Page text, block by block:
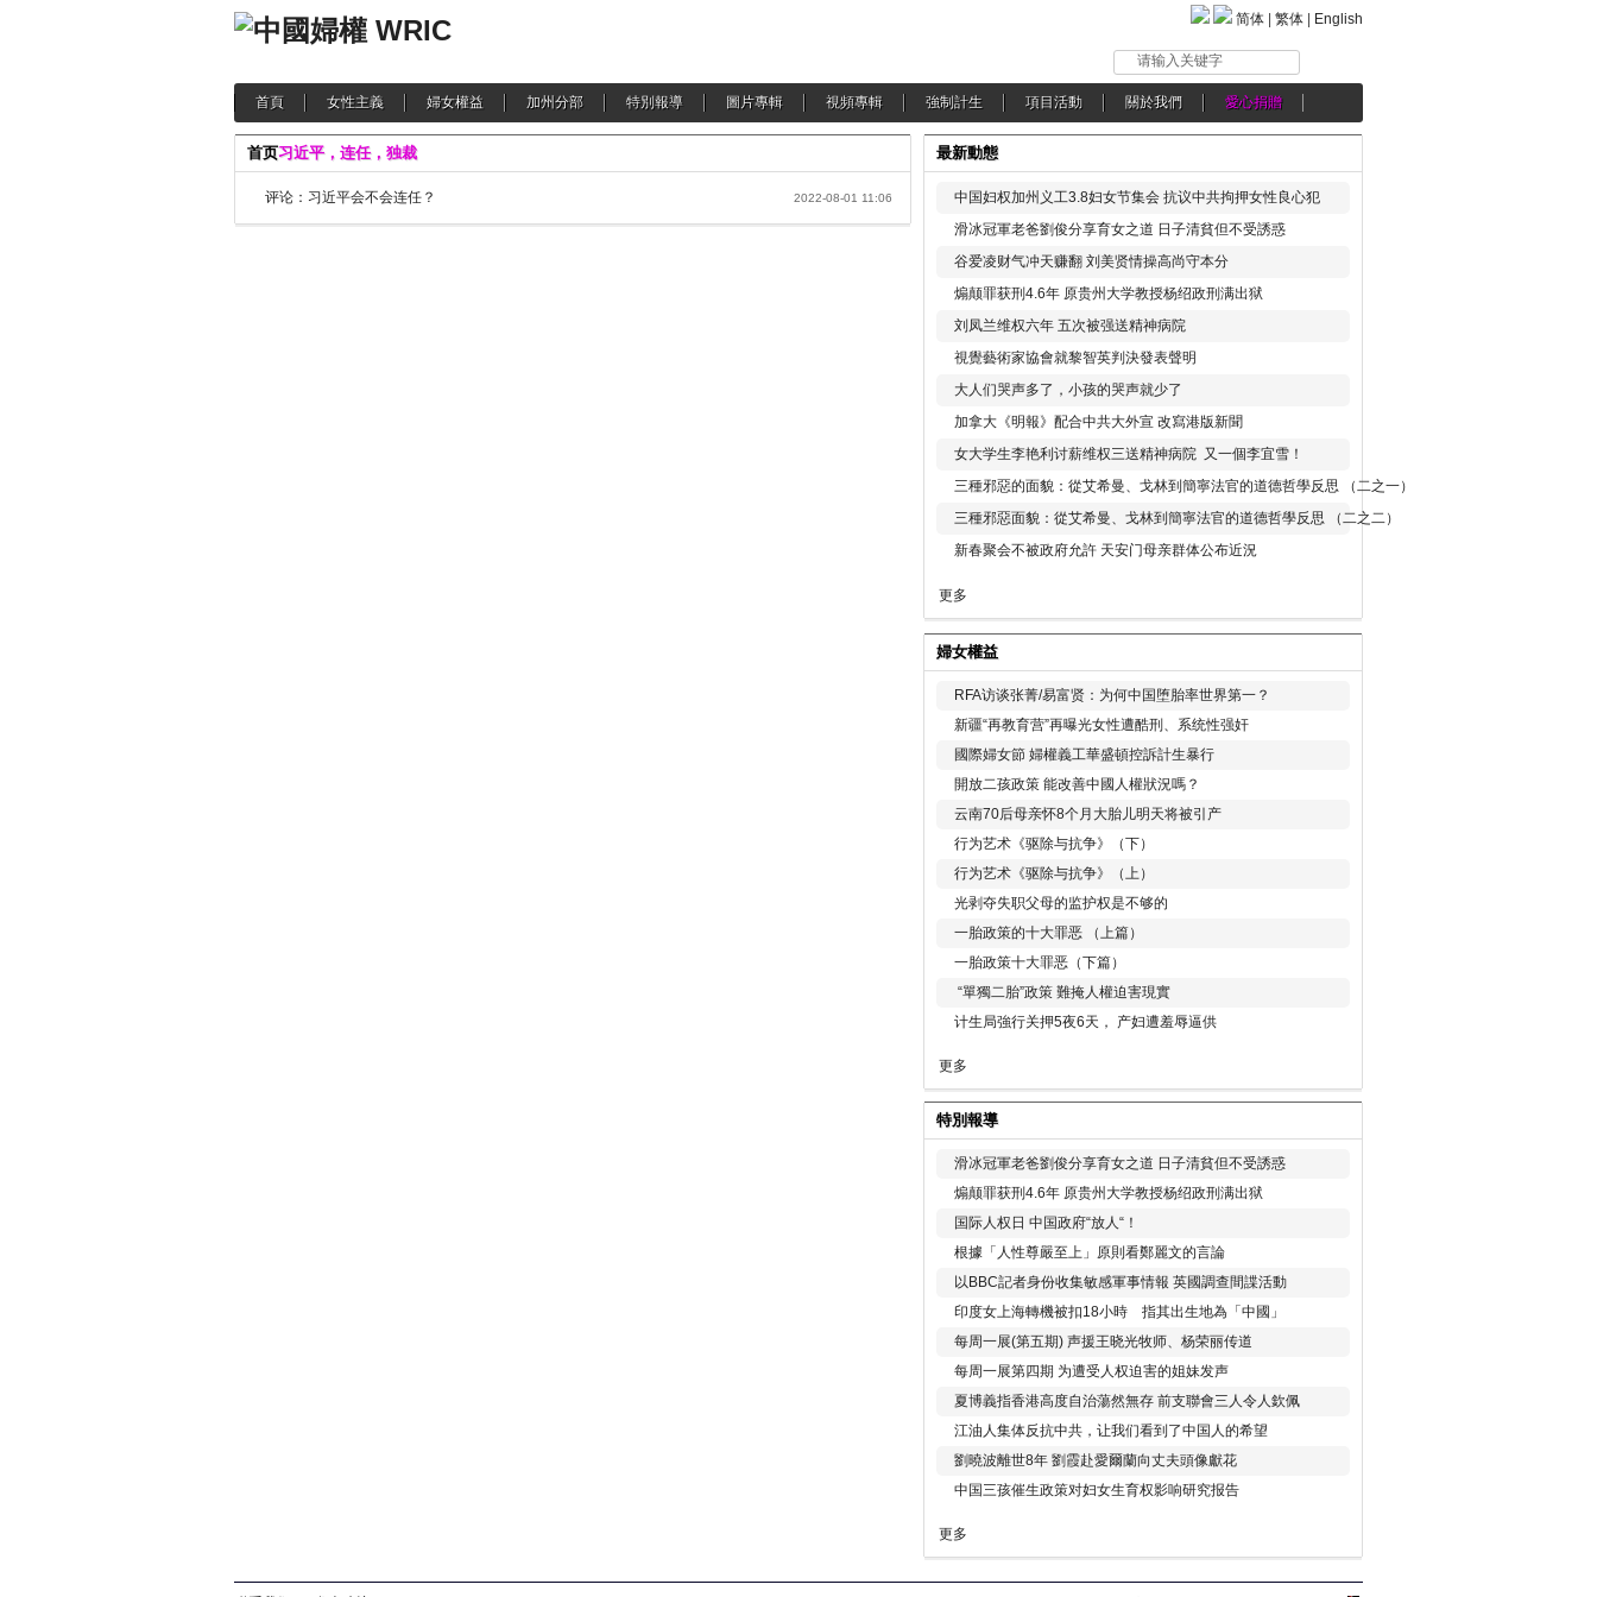
简体 繁体 English
请输入关键字
首頁 女性主義 婦女權益 加州分部 特別報導 圖片專輯 視頻專輯 強制計生 項目活動 關於我們 愛心捐贈
首页习近平，连任，独裁
评论：习近平会不会连任？ 2022-08-01 11:06
最新動態
中国妇权加州义工3.8妇女节集会 抗议中共拘押女性良心犯
滑冰冠軍老爸劉俊分享育女之道 日子清貧但不受誘惑
谷爱凌财气冲天赚翻 刘美贤情操高尚守本分
煽颠罪获刑4.6年 原贵州大学教授杨绍政刑满出狱
刘凤兰维权六年 五次被强送精神病院
視覺藝術家協會就黎智英判決發表聲明
大人们哭声多了，小孩的哭声就少了
加拿大《明報》配合中共大外宣 改寫港版新聞
女大学生李艳利讨薪维权三送精神病院 又一個李宜雪！
三種邪惡的面貌：從艾希曼、戈林到簡寧法官的道德哲學反思 （二之一）
三種邪惡面貌：從艾希曼、戈林到簡寧法官的道德哲學反思 （二之二）
新春聚会不被政府允許 天安门母亲群体公布近況
更多
婦女權益
RFA访谈张菁/易富贤：为何中国堕胎率世界第一？
新疆“再教育营”再曝光女性遭酷刑、系统性强奸
國際婦女節 婦權義工華盛頓控訴計生暴行
開放二孩政策 能改善中國人權狀況嗎？
云南70后母亲怀8个月大胎儿明天将被引产
行为艺术《驱除与抗争》（下）
行为艺术《驱除与抗争》（上）
光剥夺失职父母的监护权是不够的
一胎政策的十大罪恶 （上篇）
一胎政策十大罪恶（下篇）
“單獨二胎”政策 難掩人權迫害現實
计生局強行关押5夜6天， 产妇遭羞辱逼供
更多
特別報導
滑冰冠軍老爸劉俊分享育女之道 日子清貧但不受誘惑
煽颠罪获刑4.6年 原贵州大学教授杨绍政刑满出狱
国际人权日 中国政府“放人“！
根據「人性尊嚴至上」原則看鄭麗文的言論
以BBC記者身份收集敏感軍事情報 英國調查間諜活動
印度女上海轉機被扣18小時 指其出生地為「中國」
每周一展(第五期) 声援王晓光牧师、杨荣丽传道
每周一展第四期 为遭受人权迫害的姐妹发声
夏博義指香港高度自治蕩然無存 前支聯會三人令人欽佩
江油人集体反抗中共，让我们看到了中国人的希望
劉曉波離世8年 劉霞赴愛爾蘭向丈夫頭像獻花
中国三孩催生政策对妇女生育权影响研究报告
更多